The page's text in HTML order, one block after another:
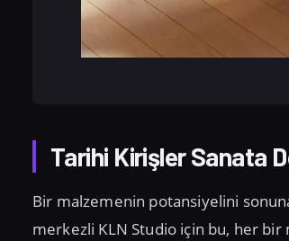
Tarihi Kirişler Sanata
Bir malzemenin potansiyelini
merkezli KLN Studio için bu, her